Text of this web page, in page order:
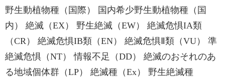
野生動植物種（国際） 国内希少野生動植物種（国
内） 絶滅（EX） 野生絶滅（EW） 絶滅危惧IA類
（CR） 絶滅危惧IB類（EN） 絶滅危惧Ⅱ類（VU） 準
絶滅危惧（NT） 情報不足（DD） 絶滅のおそれのあ
る地域個体群（LP） 絶滅種（Ex） 野生絶滅種